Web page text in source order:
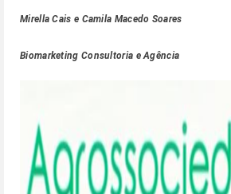
Mirella Cais e Camila Macedo Soares
Biomarketing Consultoria e Agência